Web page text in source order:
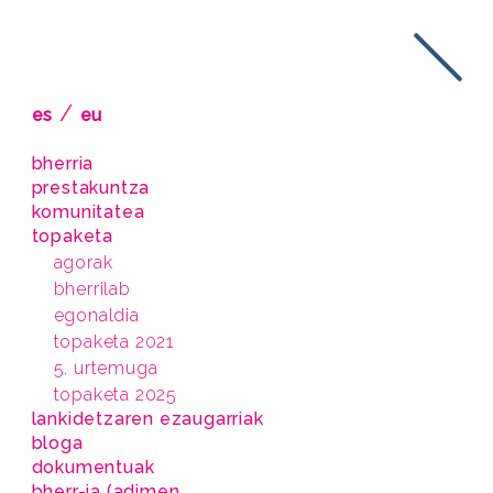
es / eu
bherria
prestakuntza
komunitatea
topaketa
agorak
bherrilab
egonaldia
topaketa 2021
5. urtemuga
topaketa 2025
lankidetzaren ezaugarriak
bloga
dokumentuak